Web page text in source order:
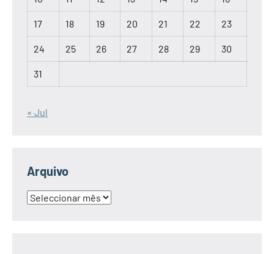
17 18 19 20 21 22 23
24 25 26 27 28 29 30
31
« Jul
Arquivo
Arquivo